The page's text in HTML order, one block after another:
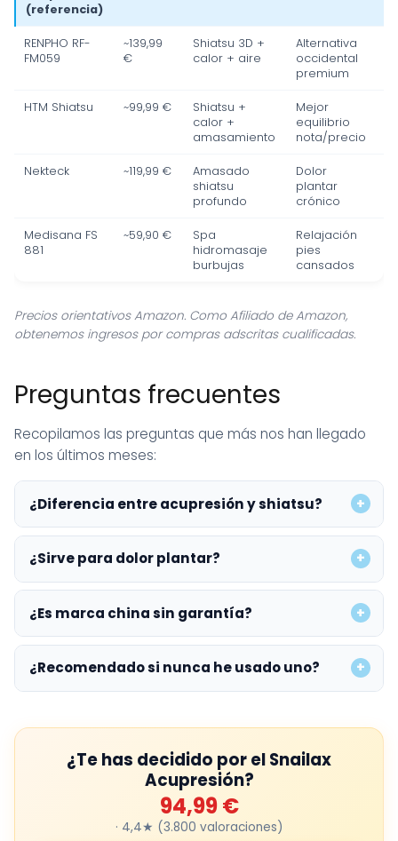
(referencia)
RENPHO RF-
FM059
~139,99
€
Shiatsu 3D +
calor + aire
Alternativa
occidental
premium
HTM Shiatsu ~99,99 €
Shiatsu +
calor +
amasamiento
Mejor
equilibrio
nota/precio
Nekteck ~119,99 €
Amasado
shiatsu
profundo
Dolor
plantar
crónico
Medisana FS
881
~59,90 €
Spa
hidromasaje
burbujas
Relajación
pies
cansados
Precios orientativos Amazon. Como Afiliado de Amazon,
obtenemos ingresos por compras adscritas cualificadas.
Preguntas frecuentes
Recopilamos las preguntas que más nos han llegado
en los últimos meses:
¿Diferencia entre acupresión y shiatsu?
¿Sirve para dolor plantar?
¿Es marca china sin garantía?
¿Recomendado si nunca he usado uno?
¿Te has decidido por el Snailax
Acupresión?
94,99 €
· 4,4★ (3.800 valoraciones)